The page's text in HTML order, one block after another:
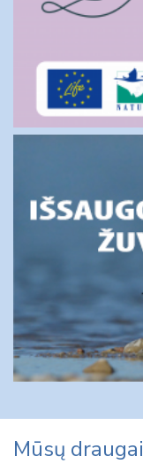
Mūsų draugai